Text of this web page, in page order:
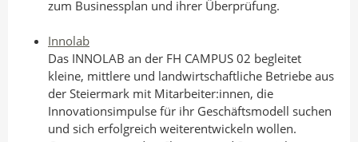
zum Businessplan und ihrer Überprüfung.
Innolab
Das INNOLAB an der FH CAMPUS 02 begleitet
kleine, mittlere und landwirtschaftliche Betriebe aus
der Steiermark mit Mitarbeiter:innen, die
Innovationsimpulse für ihr Geschäftsmodell suchen
und sich erfolgreich weiterentwickeln wollen.